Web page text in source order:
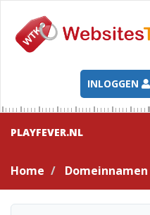
INLOGGEN
PLAYFEVER.NL
Home Domeinnamen